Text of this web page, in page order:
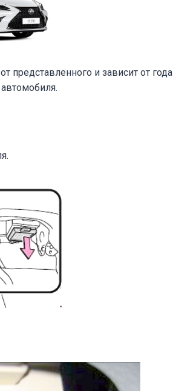
представленного и зависит от года